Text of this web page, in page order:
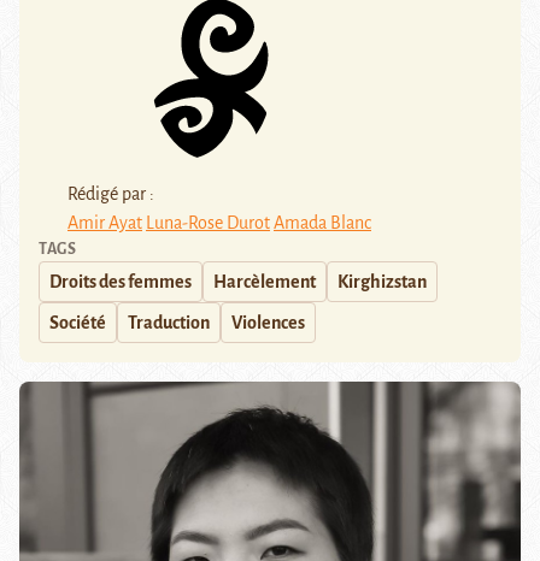
Rédigé par :
Amir Ayat
Luna-Rose DurotAmada Blanc
TAGS
Droits des femmes Harcèlement Kirghizstan
Société Traduction Violences